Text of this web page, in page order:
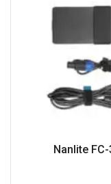
Nanlite